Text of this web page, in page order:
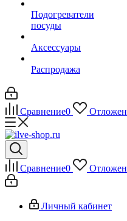
Подогреватели
посуды
Аксессуары
Распродажа
Сравнение0
Сравнение0
Личный кабинет